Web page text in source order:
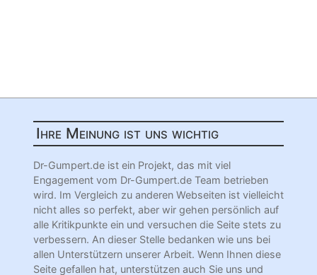
Ihre Meinung ist uns wichtig
Dr-Gumpert.de ist ein Projekt, das mit viel
Engagement vom Dr-Gumpert.de Team betrieben
wird. Im Vergleich zu anderen Webseiten ist vielleicht
nicht alles so perfekt, aber wir gehen persönlich auf
alle Kritikpunkte ein und versuchen die Seite stets zu
verbessern. An dieser Stelle bedanken wie uns bei
allen Unterstützern unserer Arbeit. Wenn Ihnen diese
Seite gefallen hat, unterstützen auch Sie uns und